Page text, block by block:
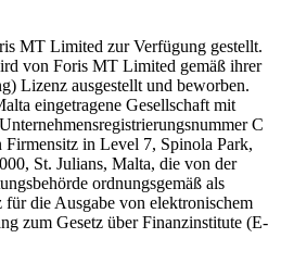
MT Limited zur Verfügung gestellt.
von Foris MT Limited gemäß ihrer
Lizenz ausgestellt und beworben.
eingetragene Gesellschaft mit
C
Firmensitz in Level 7, Spinola Park,
St. Julians, Malta, die von der
ordnungsgemäß als
die Ausgabe von elektronischem
zum Gesetz über Finanzinstitute (E-